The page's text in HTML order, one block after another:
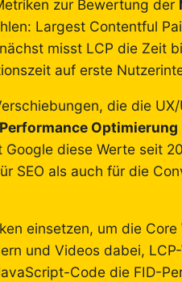
zur Bewertung der
Largest Contentful
misst LCP die Zeit
auf erste
die die
Performance Optimierung
diese Werte seit
SEO als auch für die
einsetzen, um die
und Videos dabei,
Code die FID-